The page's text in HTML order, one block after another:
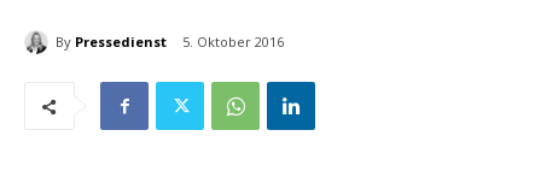
By Pressedienst 5. Oktober 2016